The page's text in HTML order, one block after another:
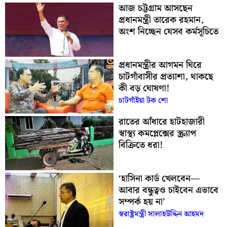
আজ চট্টগ্রাম আসছেন
প্রধানমন্ত্রী তারেক রহমান,
অংশ নিচ্ছেন যেসব কর্মসূচিতে
প্রধানমন্ত্রীর আগমন ঘিরে
চাটগাঁবাসীর প্রত্যাশা, থাকছে
কী বড় ঘোষণা!
চাটগাঁইয়া টক শো
রাতের আঁধারে হাটহাজারী
স্বাস্থ্য কমপ্লেক্সের স্ক্র্যাপ
বিক্রিতে ধরা!
‘হাসিনা কার্ড খেলবেন—
আবার বন্ধুত্বও চাইবেন এভাবে
সম্পর্ক হয় না’
স্বরাষ্ট্রমন্ত্রী সালাহউদ্দিন আহমদ